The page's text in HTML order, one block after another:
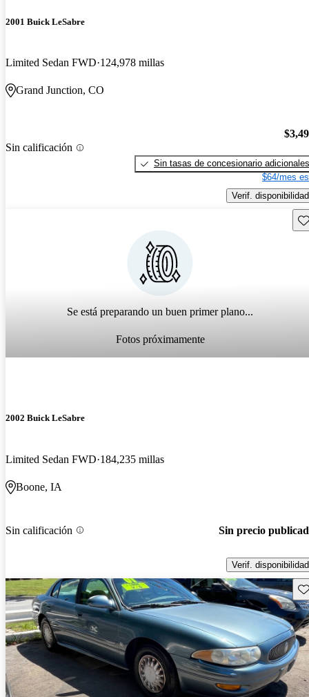
2001 Buick LeSabre
Limited Sedan FWD 124,978 millas
Grand Junction, CO
Sin calificación
Sin tasas de concesionario adicionales
$64/mes
Verif. disponibilidad
Se está preparando un buen primer plano...
Fotos próximamente
2002 Buick LeSabre
Limited Sedan FWD 184,235 millas
Boone, IA
Sin calificación Sin precio
Verif. disponibilidad